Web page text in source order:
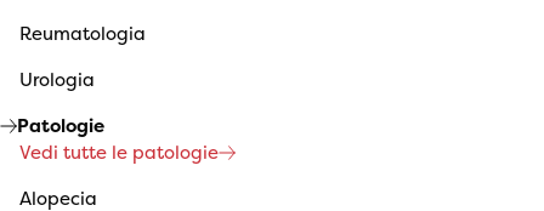
Reumatologia
Urologia
Patologie
Vedi tutte le patologie
Alopecia